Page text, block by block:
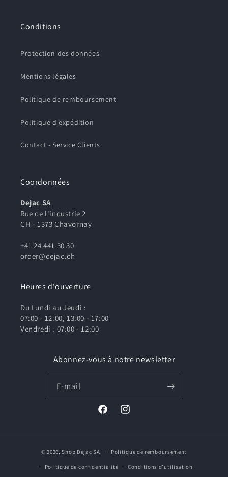
Conditions
Protection des données
Mentions légales
Politique de remboursement
Politique d'expédition
Contact - Service Clients
Coordonnées
Dejac SA
Rue de l'industrie 2
CH - 1373 Chavornay
+41 24 441 30 30
order@dejac.ch
Heures d'ouverture
Du Lundi au Jeudi :
07:00 - 12:00, 13:00 - 17:00
Vendredi : 07:00 - 12:00
Abonnez-vous à notre newsletter
E-mail
FacebookInstagram
© 2026, Shop Dejac SA Politique de remboursement
Politique de confidentialité Conditions d’utilisation